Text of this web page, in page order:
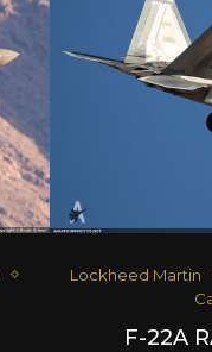
Lockheed Martin
F-22A